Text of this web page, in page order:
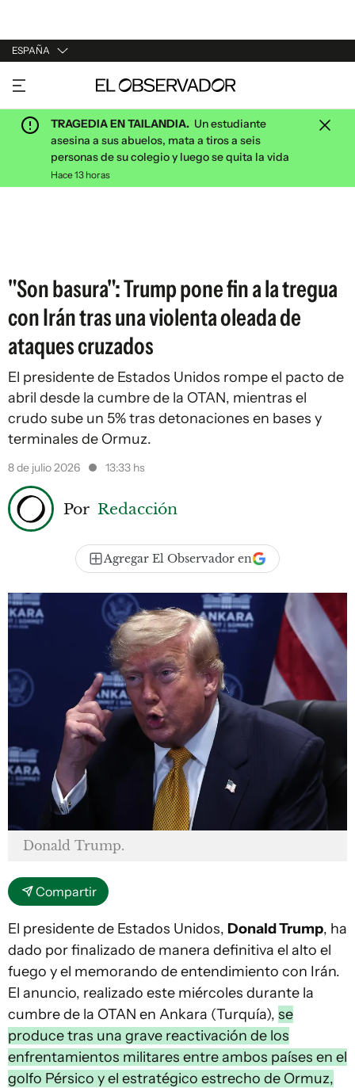
ESPAÑA
URUGUAY
ARGENTINA
ESPAÑA
ESTADOS UNIDOS
TRAGEDIA EN TAILANDIA. Un estudiante
asesina a sus abuelos, mata a tiros a seis
personas de su colegio y luego se quita la vida
Hace 13 horas
"Son basura": Trump pone fin a la tregua
con Irán tras una violenta oleada de
ataques cruzados
El presidente de Estados Unidos rompe el pacto de
abril desde la cumbre de la OTAN, mientras el
crudo sube un 5% tras detonaciones en bases y
terminales de Ormuz.
8 de julio 2026 13:33 hs
Por Redacción
Agregar El Observador en
Donald Trump.
Compartir
El presidente de Estados Unidos, Donald Trump, ha
dado por finalizado de manera definitiva el alto el
fuego y el memorando de entendimiento con Irán.
El anuncio, realizado este miércoles durante la
cumbre de la OTAN en Ankara (Turquía), se
produce tras una grave reactivación de los
enfrentamientos militares entre ambos países en el
golfo Pérsico y el estratégico estrecho de Ormuz,